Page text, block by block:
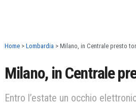
Home > Lombardia > Milano, in Centrale presto
Milano, in Centrale
Entro l’estate un occhio